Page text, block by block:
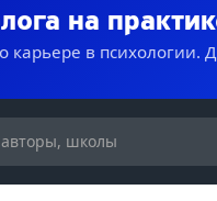
на
карьере в